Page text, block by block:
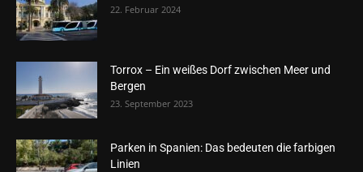
22. Februar 2024
Torrox – Ein weißes Dorf zwischen Meer und
Bergen
23. September 2023
Parken in Spanien: Das bedeuten die farbigen
Linien